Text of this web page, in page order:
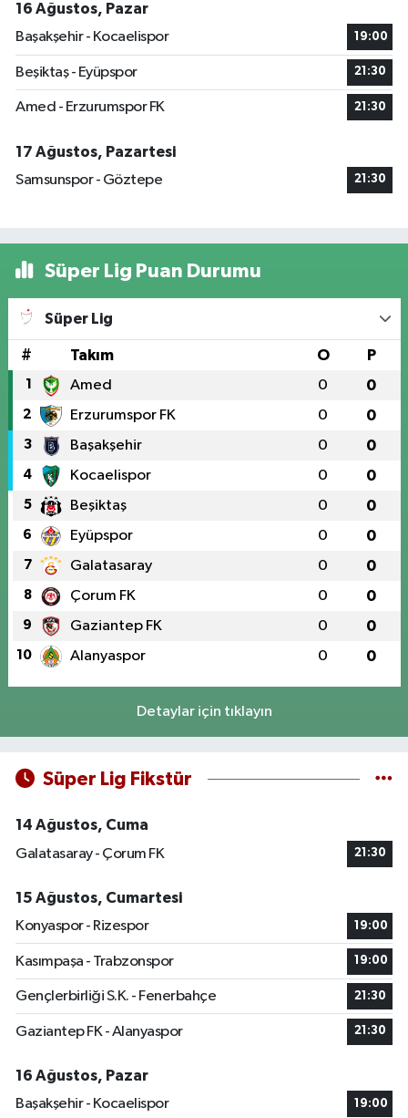
16 Ağustos, Pazar
Başakşehir - Kocaelispor
19:00
Beşiktaş - Eyüpspor 21:30
Amed - Erzurumspor FK 21:30
17 Ağustos, Pazartesi
Samsunspor - Göztepe
21:30
Süper Lig Puan Durumu
Süper Lig
# Takım O P
1 Amed 0 0
2 Erzurumspor FK 0 0
3 Başakşehir 0 0
4 Kocaelispor 0 0
5 Beşiktaş 0 0
6 Eyüpspor 0 0
7 Galatasaray 0 0
8 Çorum FK 0 0
9 Gaziantep FK 0 0
10 Alanyaspor 0 0
Detaylar için tıklayın
Süper Lig Fikstür
14 Ağustos, Cuma
Galatasaray - Çorum FK
21:30
15 Ağustos, Cumartesi
Konyaspor - Rizespor
19:00
Kasımpaşa - Trabzonspor 19:00
Gençlerbirliği S.K. - Fenerbahçe 21:30
Gaziantep FK - Alanyaspor 21:30
16 Ağustos, Pazar
Başakşehir - Kocaelispor
19:00